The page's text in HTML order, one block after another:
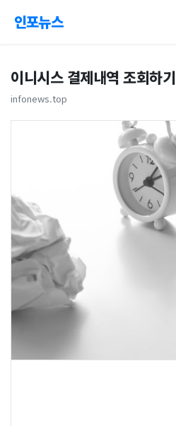
인포뉴스
이니시스 결제내역 조회하기
infonews.top